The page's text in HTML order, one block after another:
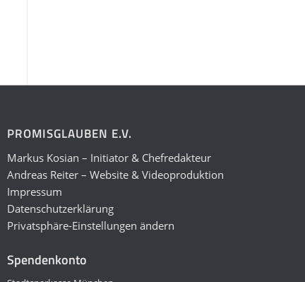
PROMISGLAUBEN E.V.
Markus Kosian – Initiator & Chefredakteur
Andreas Reiter – Website & Videoproduktion
Impressum
Datenschutzerklärung
Privatsphäre-Einstellungen ändern
Spendenkonto